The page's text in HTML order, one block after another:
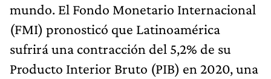
mundo. El Fondo Monetario Internacional
(FMI) pronosticó que Latinoamérica
sufrirá una contracción del 5,2% de su
Producto Interior Bruto (PIB) en 2020, una